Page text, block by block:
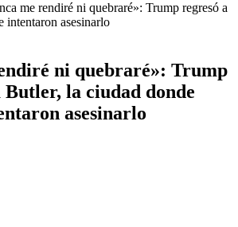
me rendiré ni quebraré»: Trump regresó a
intentaron asesinarlo
ni quebraré»: Trump
Butler, la ciudad donde
asesinarlo